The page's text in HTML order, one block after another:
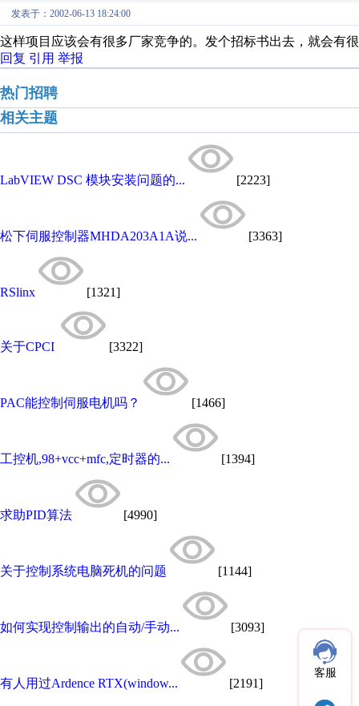
发表于：2002-06-13 18:24:00
这样项目应该会有很多厂家竞争的。发个招标书出去，就会有
回复 引用 举报
热门招聘
相关主题
LabVIEW DSC 模块安装问题的... [2223]
松下伺服控制器MHDA203A1A说... [3363]
RSlinx [1321]
关于CPCI [3322]
PAC能控制伺服电机吗？ [1466]
工控机,98+vcc+mfc,定时器的... [1394]
求助PID算法 [4990]
关于控制系统电脑死机的问题 [1144]
如何实现控制输出的自动/手动... [3093]
有人用过Ardence RTX(window... [2191]
客服